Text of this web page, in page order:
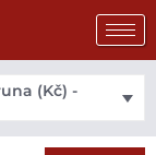
(Kč) -